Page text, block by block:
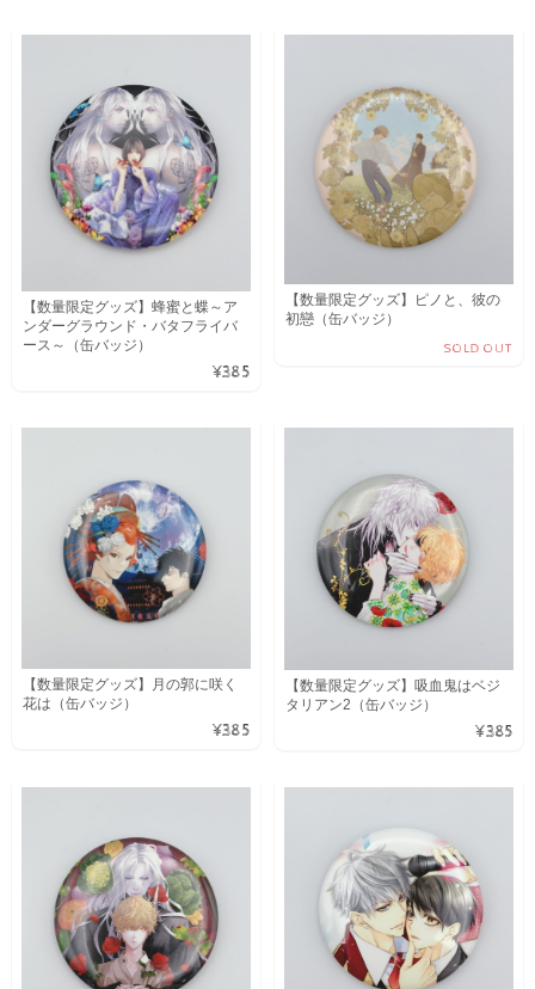
【数量限定グッズ】蜂蜜と蝶～ア
ンダーグラウンド・バタフライバ
ース～（缶バッジ）
¥385
【数量限定グッズ】ピノと、彼の
初戀（缶バッジ）
SOLD OUT
【数量限定グッズ】月の郭に咲く
花は（缶バッジ）
¥385
【数量限定グッズ】吸血鬼はベジ
タリアン2（缶バッジ）
¥385